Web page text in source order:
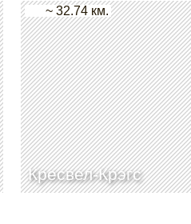
Кресвел-Крэгс
~ 32.74 км.